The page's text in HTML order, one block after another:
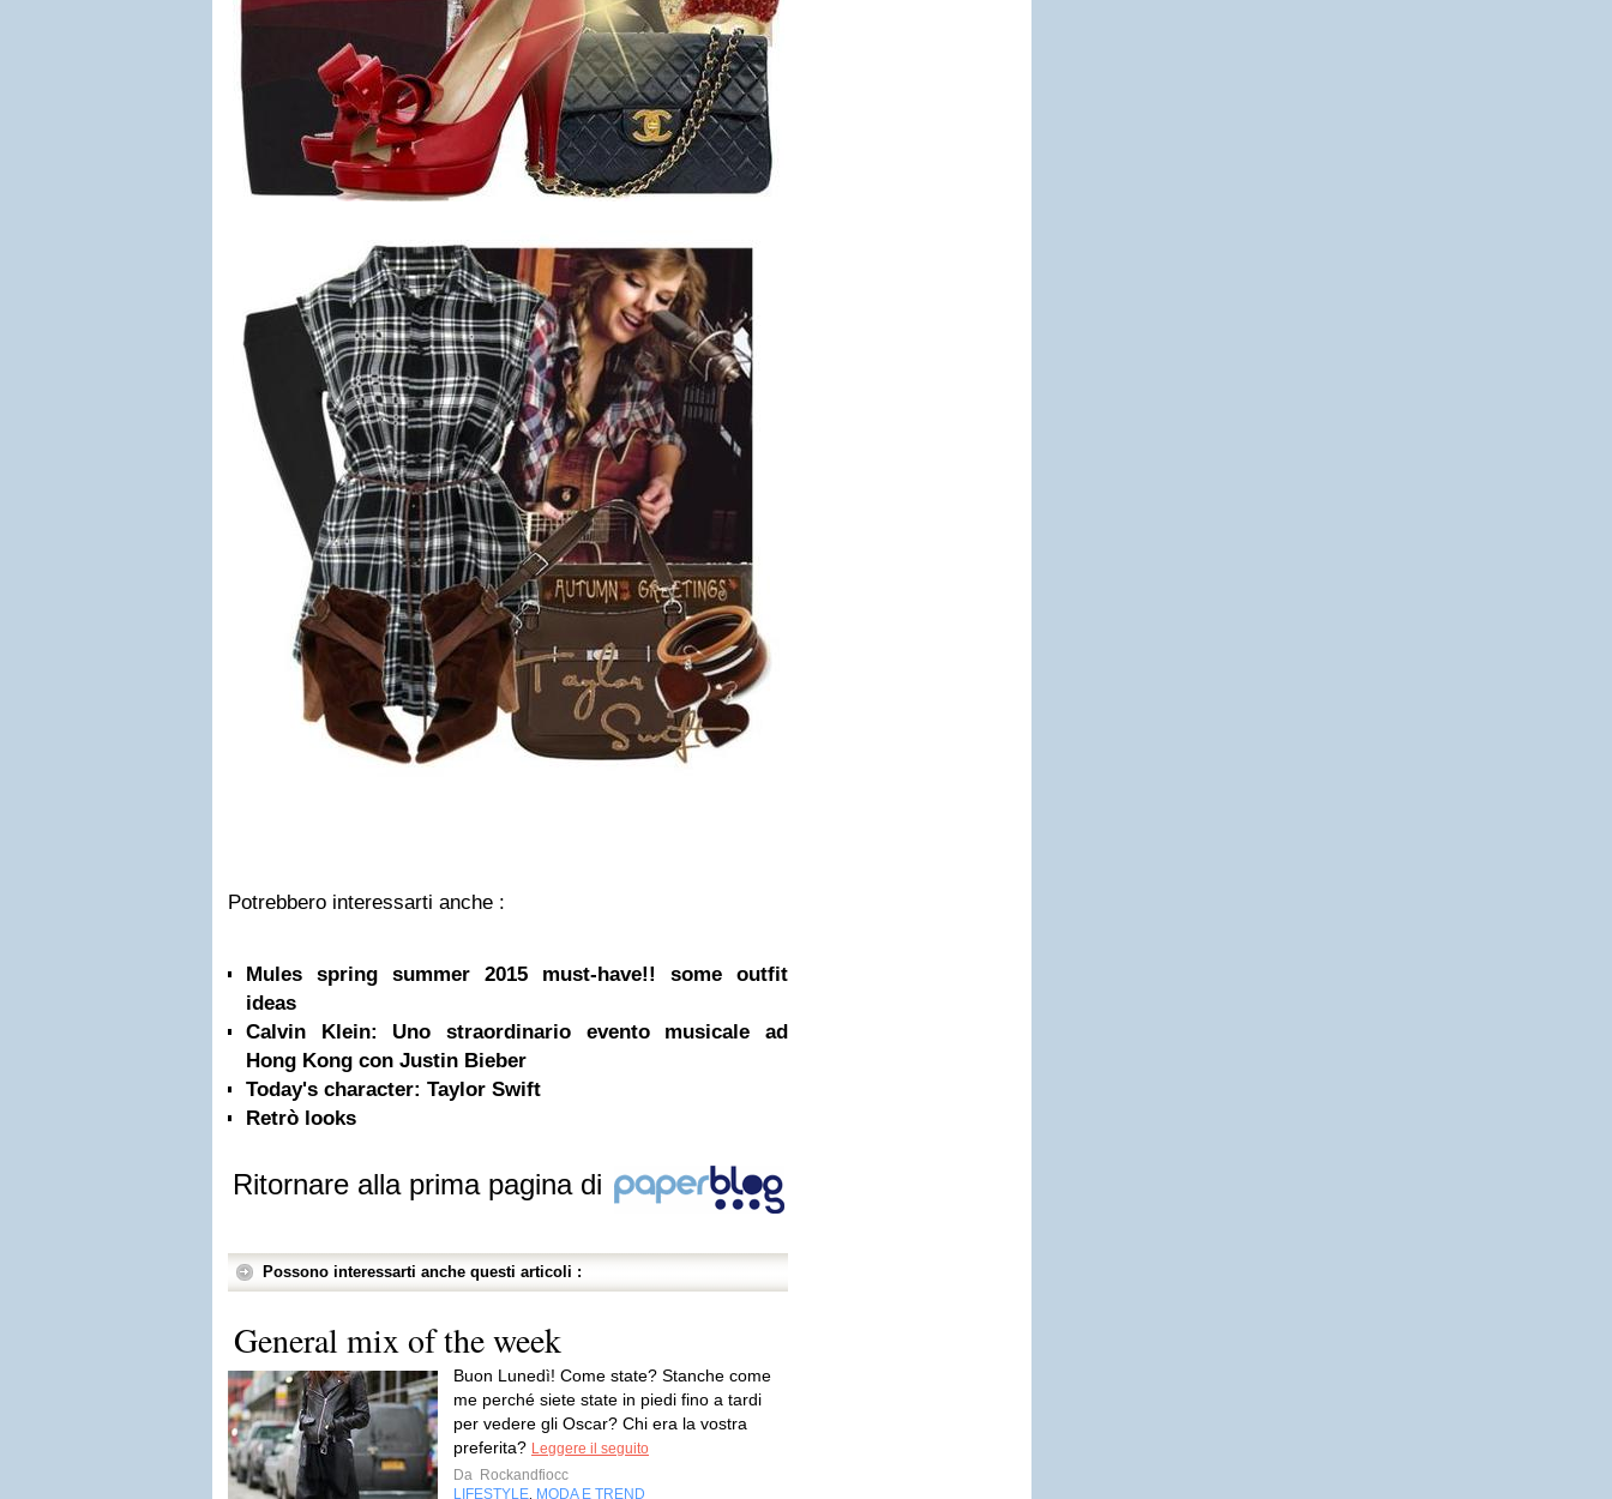
Potrebbero interessarti anche :
Mules spring summer 2015 must-have!! some outfit
ideas
Calvin Klein: Uno straordinario evento musicale ad
Hong Kong con Justin Bieber
Today's character: Taylor Swift
Retrò looks
Ritornare alla prima pagina di
Possono interessarti anche questi articoli :
General mix of the week
Buon Lunedì! Come state? Stanche come
me perché siete state in piedi fino a tardi
per vedere gli Oscar? Chi era la vostra
preferita? Leggere il seguito
Da Rockandfiocc
LIFESTYLE MODA E TREND